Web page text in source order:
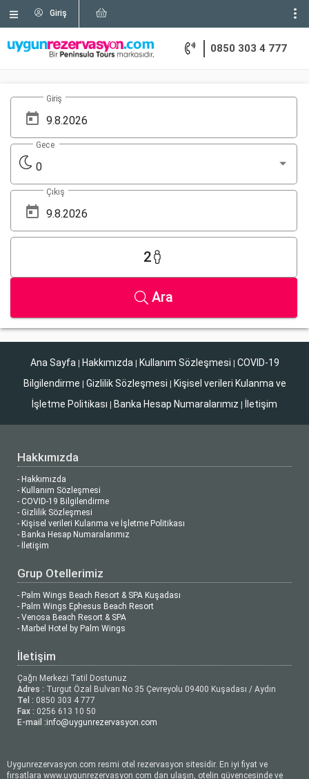
Giriş
0850 303 4 777
Giriş
0
Gece
Çıkış
2
Ara
Ana Sayfa | Hakkımızda | Kullanım Sözleşmesi | COVID-19
Bilgilendirme | Gizlilik Sözleşmesi | Kişisel verileri Kulanma ve
İşletme Politikası | Banka Hesap Numaralarımız | İletişim
Hakkımızda
- Hakkımızda
- Kullanım Sözleşmesi
- COVID-19 Bilgilendirme
- Gizlilik Sözleşmesi
- Kişisel verileri Kulanma ve İşletme Politikası
- Banka Hesap Numaralarımız
- İletişim
Grup Otellerimiz
- Palm Wings Beach Resort & SPA Kuşadası
- Palm Wings Ephesus Beach Resort
- Venosa Beach Resort & SPA
- Marbel Hotel by Palm Wings
İletişim
Çağrı Merkezi Tatil Dostunuz
Adres : Turgut Özal Bulvarı No 35 Çevreyolu 09400 Kuşadası / Aydın
Tel : 0850 303 4 777
Fax : 0256 613 10 50
E-mail :info@uygunrezervasyon.com
Uygunrezervasyon.com resmi otel rezervasyon sitesidir. En iyi fiyat ve
fırsatlara www.uygunrezervasyon.com dan ulaşın, otelin güvencesinde ve